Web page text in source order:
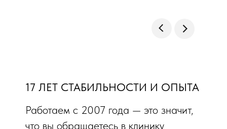
17 ЛЕТ СТАБИЛЬНОСТИ И ОПЫТА
Работаем с 2007 года — это значит,
что вы обращаетесь в клинику